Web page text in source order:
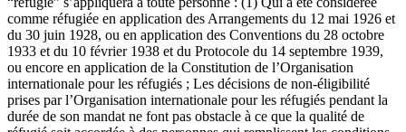
comme réfugiée en application des Arrangements du 12 mai 1926 et
du 30 juin 1928, ou en application des Conventions du 28 octobre
1933 et du 10 février 1938 et du Protocole du 14 septembre 1939,
ou encore en application de la Constitution de l’Organisation
internationale pour les réfugiés ; Les décisions de non-éligibilité
prises par l’Organisation internationale pour les réfugiés pendant la
durée de son mandat ne font pas obstacle à ce que la qualité de